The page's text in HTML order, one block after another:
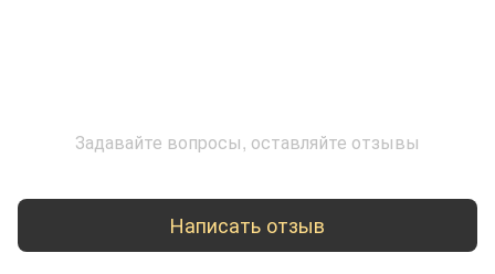
Задавайте вопросы, оставляйте отзывы
Написать отзыв